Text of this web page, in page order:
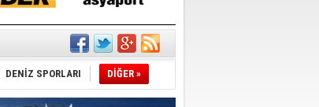
DENİZ SPORLARI DİĞER »